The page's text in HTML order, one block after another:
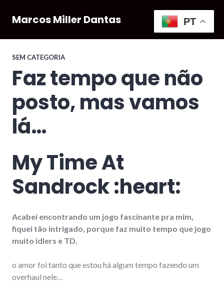
paraMarcos Miller Dantas
SEM CATEGORIA
Faz tempo que não
posto, mas vamos
lá…
My Time At
Sandrock :heart:
Acabei encontrando um jogo fascinante pra mim,
fiquei tão intrigado, porque faz muito tempo que jogo
muito idlers e TD.
o amor foi tanto que estou há algum tempo fazendo um
overhaul nele…
PT